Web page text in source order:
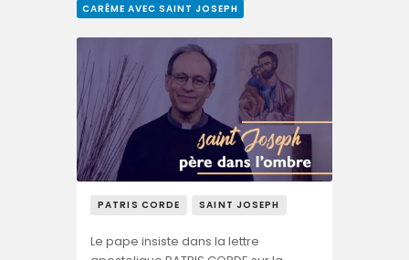
CARÊME AVEC SAINT JOSEPH
PATRIS CORDE SAINT JOSEPH
Le pape insiste dans la lettre